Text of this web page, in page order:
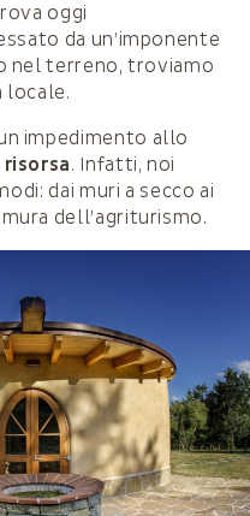
oggi
da un’imponente
nel terreno, troviamo
locale.
impedimento allo
. Infatti, noi
dai muri a secco ai
dell’agriturismo.